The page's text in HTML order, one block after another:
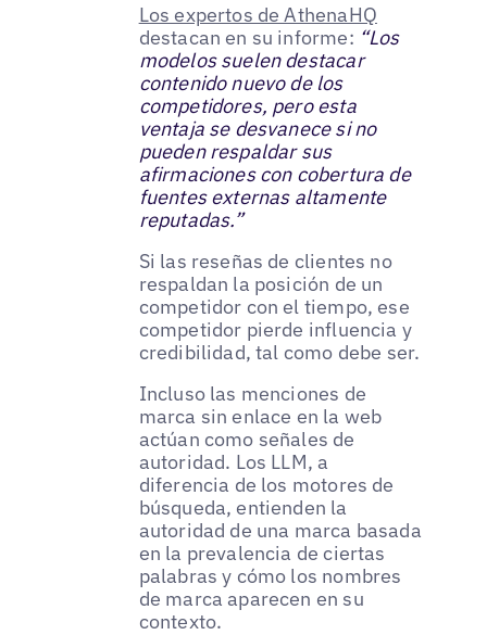
Los expertos de AthenaHQ
destacan en su informe: “Los
modelos suelen destacar
contenido nuevo de los
competidores, pero esta
ventaja se desvanece si no
pueden respaldar sus
afirmaciones con cobertura de
fuentes externas altamente
reputadas.”
Si las reseñas de clientes no
respaldan la posición de un
competidor con el tiempo, ese
competidor pierde influencia y
credibilidad, tal como debe ser.
Incluso las menciones de
marca sin enlace en la web
actúan como señales de
autoridad. Los LLM, a
diferencia de los motores de
búsqueda, entienden la
autoridad de una marca basada
en la prevalencia de ciertas
palabras y cómo los nombres
de marca aparecen en su
contexto.